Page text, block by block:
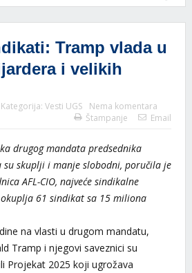
Tramp vlada u
i velikih
Kategorija: Vesti UGS
Nema komentara
Štampanje
Email
drugog mandata predsednika
su skuplji i manje slobodni, poručila je
AFL-CIO, najveće sindikalne
61 sindikat sa 15 miliona
na vlasti u drugom mandatu,
Tramp i njegovi saveznici su
Projekat 2025 koji ugrožava